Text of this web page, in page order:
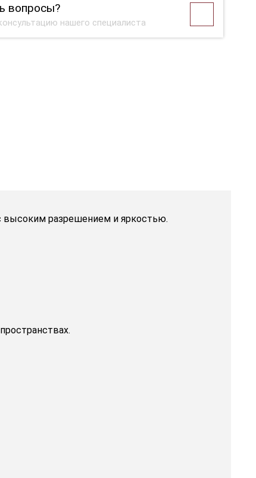
вопросы?
нашего специалиста
высоким разрешением и яркостью.